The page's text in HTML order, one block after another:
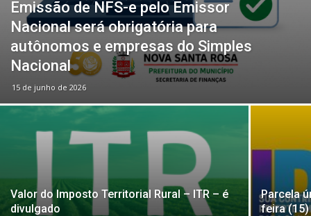
Emissão de NFS-e pelo Emissor
Nacional será obrigatória para
autônomos e empresas do Simples
Nacional
15 de junho de 2026
Valor do Imposto Territorial Rural – ITR – é
divulgado
Parcela
feira (15)